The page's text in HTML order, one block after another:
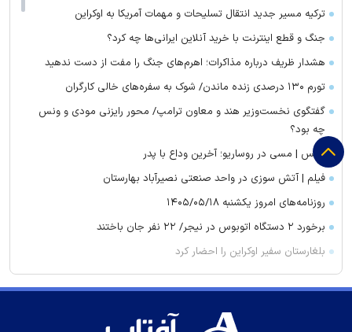
ترکیه مسیر جدید انتقال تسلیحات و مهمات آمریکا به اوکراین
جنگ و قطع اینترنت با خرید آنلاین ایرانی‌ها چه کرد؟
هشدار ظریف درباره مذاکرات؛ اهرم‌های جنگ را مفت از دست ندهید
تورم ۱۳۰ درصدی زنده ماندن/ شوک به سفره‌های خالی کارگران
گفتگوی نخست‌وزیر هند و معاون ترامپ/ محور رایزنی مودی و ونس
چه بود؟
عکس | مسی در روساریو؛ آخرین وداع با پدر
فیلم | آتش سوزی در واحد صنعتی نصیرآباد بهارستان
روزنامه‌های امروز یکشنبه ۱۴۰۵/۰۵/۱۸
برخورد ۲ دستگاه اتوبوس در نیجر/ ۲۲ نفر جان باختند
بلغارستان سفیر اوکراین را احضار کرد
هواشناسی ۱۴۰۵/۰۵/۱۸؛ رگبار باران در ارتفاعات البرز مرکزی و اردبیل
اوکراین: حداقل به یکسال زمان برای ساخت موشک‌های پاتریوت نیاز